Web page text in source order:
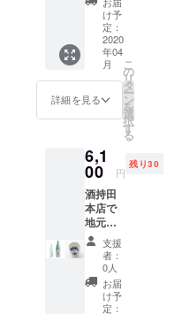
が集って180
日間に及ぶ
酒宴を催し
たのはこの
神社だと伝
田本店は、
その神社の
御膝元で、
140年に亘り
出雲杜氏の
技を継承し
た。店舗・
酒蔵のある
リター
ン詳細
＞ ・
「うさ
ぎ雲」
720ml
１本
・希望
の方は
商品ブ
ランド
ページ
にお名
前を掲
載 ・お
礼の
メッ
セージ
※グラス
数分在
庫を確
保しま
した！
明治以
来の復
刻させ
た当蔵
自慢の
セット
で。日
本酒で
仕込ん
だこの
梅酒
は、甘
さ控え
め。
しっか
りと梅
の酸味
け予
定：
2020
年04
月
詳細を見る
こ
の
リ
タ
ー
ン
を
選
択
す
る
6,1
00 円
残り30
酒持田
本店で
地元民
から愛
される
ロング
セラー
の上撰
とうさ
支援
者：
0人
お届
け予
定：